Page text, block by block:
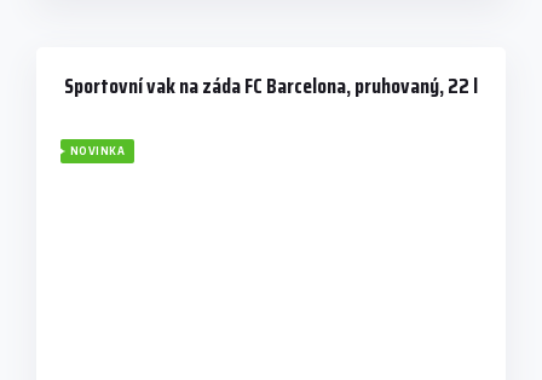
Sportovní vak na záda FC Barcelona, pruhovaný, 22 l
NOVINKA